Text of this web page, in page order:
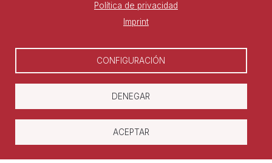
Política de privacidad
Imprint
CONFIGURACIÓN
DENEGAR
ACEPTAR
Copyright © Asociación Nacional de